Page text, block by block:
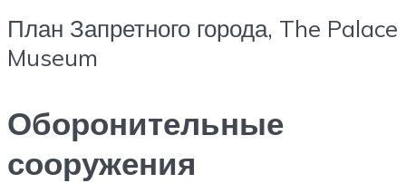
План Запретного города, The Palace
Museum
Оборонительные
сооружения